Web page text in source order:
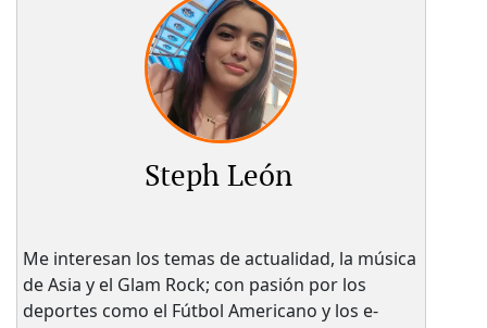
Steph León
Me interesan los temas de actualidad, la música
de Asia y el Glam Rock; con pasión por los
deportes como el Fútbol Americano y los e-